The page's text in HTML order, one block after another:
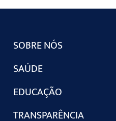
SOBRE NÓS
SAÚDE
EDUCAÇÃO
TRANSPARÊNCIA